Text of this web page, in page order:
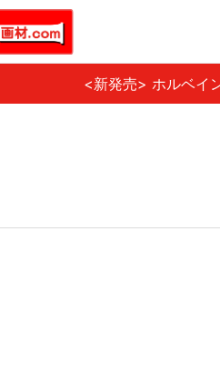
<新発売> ホルベイ